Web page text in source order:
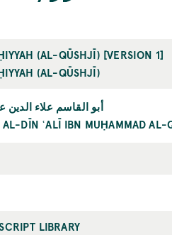
(AL-QŪSHJĪ) [VERSION 1]
(AL-QŪSHJĪ)
أبو القاسم علاء
AL-DĪN ʿALĪ IBN MUḤAMMAD AL-
LIBRARY